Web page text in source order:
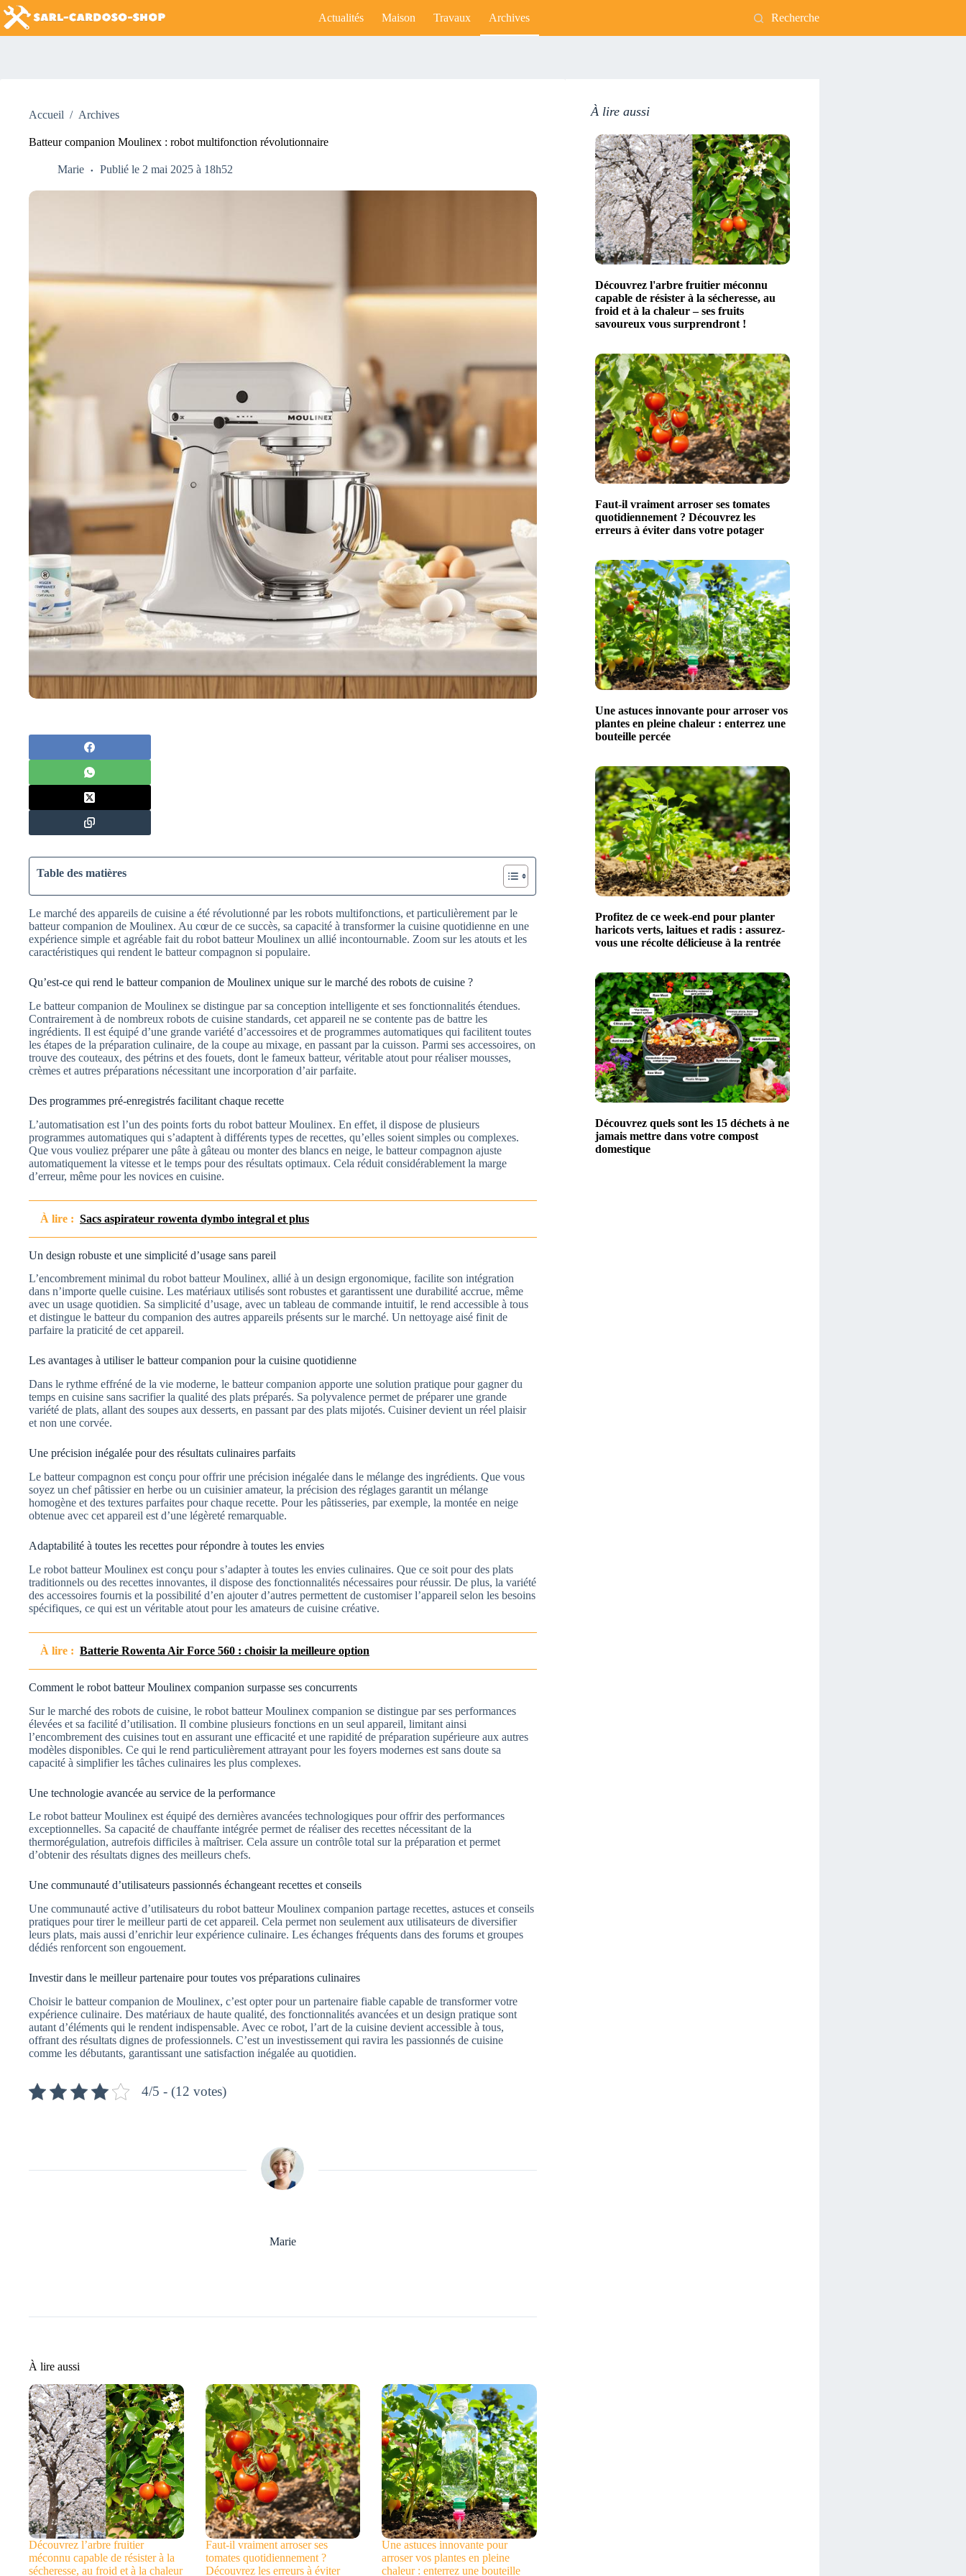
Passer
au
contenu
Actualités Maison Travaux Archives Recherche
Accueil / Archives
Batteur companion Moulinex : robot multifonction révolutionnaire
Marie Publié le 2 mai 2025 à 18h52
Table des matières
Le marché des appareils de cuisine a été révolutionné par les robots multifonctions, et particulièrement par le
batteur companion de Moulinex. Au cœur de ce succès, sa capacité à transformer la cuisine quotidienne en une
expérience simple et agréable fait du robot batteur Moulinex un allié incontournable. Zoom sur les atouts et les
caractéristiques qui rendent le batteur compagnon si populaire.
Qu’est-ce qui rend le batteur companion de Moulinex unique sur le marché des robots de cuisine ?
Le batteur companion de Moulinex se distingue par sa conception intelligente et ses fonctionnalités étendues.
Contrairement à de nombreux robots de cuisine standards, cet appareil ne se contente pas de battre les
ingrédients. Il est équipé d’une grande variété d’accessoires et de programmes automatiques qui facilitent toutes
les étapes de la préparation culinaire, de la coupe au mixage, en passant par la cuisson. Parmi ses accessoires, on
trouve des couteaux, des pétrins et des fouets, dont le fameux batteur, véritable atout pour réaliser mousses,
crèmes et autres préparations nécessitant une incorporation d’air parfaite.
Des programmes pré-enregistrés facilitant chaque recette
L’automatisation est l’un des points forts du robot batteur Moulinex. En effet, il dispose de plusieurs
programmes automatiques qui s’adaptent à différents types de recettes, qu’elles soient simples ou complexes.
Que vous vouliez préparer une pâte à gâteau ou monter des blancs en neige, le batteur compagnon ajuste
automatiquement la vitesse et le temps pour des résultats optimaux. Cela réduit considérablement la marge
d’erreur, même pour les novices en cuisine.
À lire : Sacs aspirateur rowenta dymbo integral et plus
Un design robuste et une simplicité d’usage sans pareil
L’encombrement minimal du robot batteur Moulinex, allié à un design ergonomique, facilite son intégration
dans n’importe quelle cuisine. Les matériaux utilisés sont robustes et garantissent une durabilité accrue, même
avec un usage quotidien. Sa simplicité d’usage, avec un tableau de commande intuitif, le rend accessible à tous
et distingue le batteur du companion des autres appareils présents sur le marché. Un nettoyage aisé finit de
parfaire la praticité de cet appareil.
Les avantages à utiliser le batteur companion pour la cuisine quotidienne
Dans le rythme effréné de la vie moderne, le batteur companion apporte une solution pratique pour gagner du
temps en cuisine sans sacrifier la qualité des plats préparés. Sa polyvalence permet de préparer une grande
variété de plats, allant des soupes aux desserts, en passant par des plats mijotés. Cuisiner devient un réel plaisir
et non une corvée.
Une précision inégalée pour des résultats culinaires parfaits
Le batteur compagnon est conçu pour offrir une précision inégalée dans le mélange des ingrédients. Que vous
soyez un chef pâtissier en herbe ou un cuisinier amateur, la précision des réglages garantit un mélange
homogène et des textures parfaites pour chaque recette. Pour les pâtisseries, par exemple, la montée en neige
obtenue avec cet appareil est d’une légèreté remarquable.
Adaptabilité à toutes les recettes pour répondre à toutes les envies
Le robot batteur Moulinex est conçu pour s’adapter à toutes les envies culinaires. Que ce soit pour des plats
traditionnels ou des recettes innovantes, il dispose des fonctionnalités nécessaires pour réussir. De plus, la variété
des accessoires fournis et la possibilité d’en ajouter d’autres permettent de customiser l’appareil selon les besoins
spécifiques, ce qui est un véritable atout pour les amateurs de cuisine créative.
À lire : Batterie Rowenta Air Force 560 : choisir la meilleure option
Comment le robot batteur Moulinex companion surpasse ses concurrents
Sur le marché des robots de cuisine, le robot batteur Moulinex companion se distingue par ses performances
élevées et sa facilité d’utilisation. Il combine plusieurs fonctions en un seul appareil, limitant ainsi
l’encombrement des cuisines tout en assurant une efficacité et une rapidité de préparation supérieure aux autres
modèles disponibles. Ce qui le rend particulièrement attrayant pour les foyers modernes est sans doute sa
capacité à simplifier les tâches culinaires les plus complexes.
Une technologie avancée au service de la performance
Le robot batteur Moulinex est équipé des dernières avancées technologiques pour offrir des performances
exceptionnelles. Sa capacité de chauffante intégrée permet de réaliser des recettes nécessitant de la
thermorégulation, autrefois difficiles à maîtriser. Cela assure un contrôle total sur la préparation et permet
d’obtenir des résultats dignes des meilleurs chefs.
Une communauté d’utilisateurs passionnés échangeant recettes et conseils
Une communauté active d’utilisateurs du robot batteur Moulinex companion partage recettes, astuces et conseils
pratiques pour tirer le meilleur parti de cet appareil. Cela permet non seulement aux utilisateurs de diversifier
leurs plats, mais aussi d’enrichir leur expérience culinaire. Les échanges fréquents dans des forums et groupes
dédiés renforcent son engouement.
Investir dans le meilleur partenaire pour toutes vos préparations culinaires
Choisir le batteur companion de Moulinex, c’est opter pour un partenaire fiable capable de transformer votre
expérience culinaire. Des matériaux de haute qualité, des fonctionnalités avancées et un design pratique sont
autant d’éléments qui le rendent indispensable. Avec ce robot, l’art de la cuisine devient accessible à tous,
offrant des résultats dignes de professionnels. C’est un investissement qui ravira les passionnés de cuisine
comme les débutants, garantissant une satisfaction inégalée au quotidien.
4/5 - (12 votes)
Marie
À lire aussi
Découvrez l’arbre fruitier
méconnu capable de résister à la
sécheresse, au froid et à la chaleur
Faut-il vraiment arroser ses
tomates quotidiennement ?
Découvrez les erreurs à éviter
Une astuces innovante pour
arroser vos plantes en pleine
chaleur : enterrez une bouteille
À lire aussi
Découvrez l'arbre fruitier méconnu
capable de résister à la sécheresse, au
froid et à la chaleur – ses fruits
savoureux vous surprendront !
Faut-il vraiment arroser ses tomates
quotidiennement ? Découvrez les
erreurs à éviter dans votre potager
Une astuces innovante pour arroser vos
plantes en pleine chaleur : enterrez une
bouteille percée
Profitez de ce week-end pour planter
haricots verts, laitues et radis : assurez-
vous une récolte délicieuse à la rentrée
Découvrez quels sont les 15 déchets à ne
jamais mettre dans votre compost
domestique